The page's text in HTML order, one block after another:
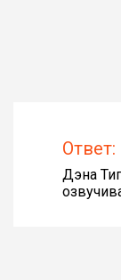
Ответ:
Дэна